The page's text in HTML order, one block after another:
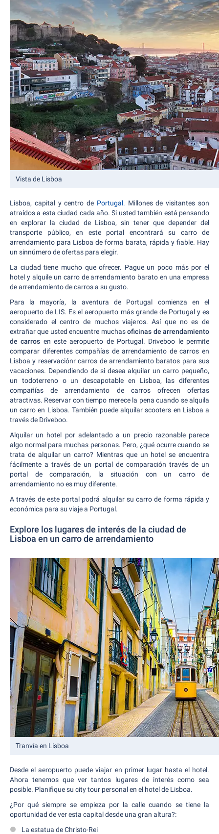
Vista de Lisboa
Lisboa, capital y centro de Portugal. Millones de visitantes son
atraídos a esta ciudad cada año. Si usted también está pensando
en explorar la ciudad de Lisboa, sin tener que depender del
transporte público, en este portal encontrará su carro de
arrendamiento para Lisboa de forma barata, rápida y fiable. Hay
un sinnúmero de ofertas para elegir.
La ciudad tiene mucho que ofrecer. Pague un poco más por el
hotel y alquile un carro de arrendamiento barato en una empresa
de arrendamiento de carros a su gusto.
Para la mayoría, la aventura de Portugal comienza en el
aeropuerto de LIS. Es el aeropuerto más grande de Portugal y es
considerado el centro de muchos viajeros. Así que no es de
extrañar que usted encuentre muchasoficinas de arrendamiento
de carros en este aeropuerto de Portugal. Driveboo le permite
comparar diferentes compañías de arrendamiento de carros en
Lisboa y reservaciónr carros de arrendamiento baratos para sus
vacaciones. Dependiendo de si desea alquilar un carro pequeño,
un todoterreno o un descapotable en Lisboa, las diferentes
compañías de arrendamiento de carros ofrecen ofertas
atractivas. Reservar con tiempo merece la pena cuando se alquila
un carro en Lisboa. También puede alquilar scooters en Lisboa a
través de Driveboo.
Alquilar un hotel por adelantado a un precio razonable parece
algo normal para muchas personas. Pero, ¿qué ocurre cuando se
trata de alquilar un carro? Mientras que un hotel se encuentra
fácilmente a través de un portal de comparación través de un
portal de comparación, la situación con un carro de
arrendamiento no es muy diferente.
A través de este portal podrá alquilar su carro de forma rápida y
económica para su viaje a Portugal.
Explore los lugares de interés de la ciudad de
Lisboa en un carro de arrendamiento
Tranvía en Lisboa
Desde el aeropuerto puede viajar en primer lugar hasta el hotel.
Ahora tenemos que ver tantos lugares de interés como sea
posible. Planifique su city tour personal en el hotel de Lisboa.
¿Por qué siempre se empieza por la calle cuando se tiene la
oportunidad de ver esta capital desde una gran altura?:
La estatua de Christo-Rei